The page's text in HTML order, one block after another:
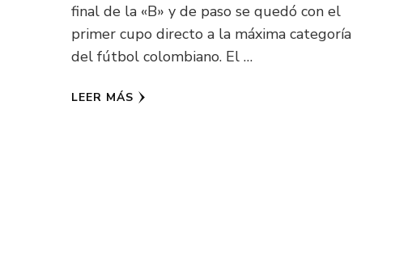
final de la «B» y de paso se quedó con el
primer cupo directo a la máxima categoría
del fútbol colombiano. El …
LEER MÁS